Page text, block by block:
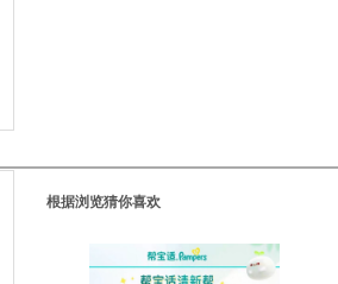
根据浏览猜你喜欢